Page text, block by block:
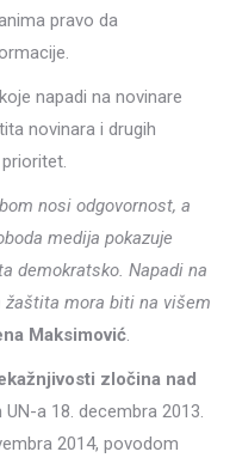
pravo da
napadi na novinare
novinara i drugih
nosi odgovornost, a
medija pokazuje
demokratsko. Napadi na
mora biti na višem
Maksimović.
zločina nad
a 18. decembra 2013.
2014, povodom